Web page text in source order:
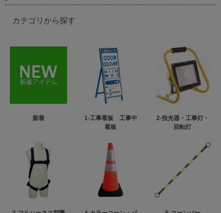
カテゴリから探す
新着
1-工事看板 工事中
看板
2-投光器・工事灯・
回転灯